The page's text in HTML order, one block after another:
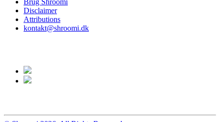
Disclaimer
Attributions
kontakt@shroomi.dk